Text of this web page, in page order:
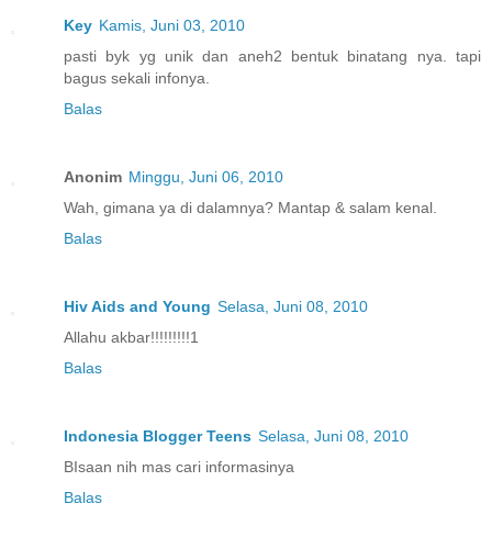
Key Kamis, Juni 03, 2010
pasti byk yg unik dan aneh2 bentuk binatang nya. tapi
bagus sekali infonya.
Balas
Anonim Minggu, Juni 06, 2010
Wah, gimana ya di dalamnya? Mantap & salam kenal.
Balas
Hiv Aids and Young Selasa, Juni 08, 2010
Allahu akbar!!!!!!!!!1
Balas
Indonesia Blogger Teens Selasa, Juni 08, 2010
BIsaan nih mas cari informasinya
Balas